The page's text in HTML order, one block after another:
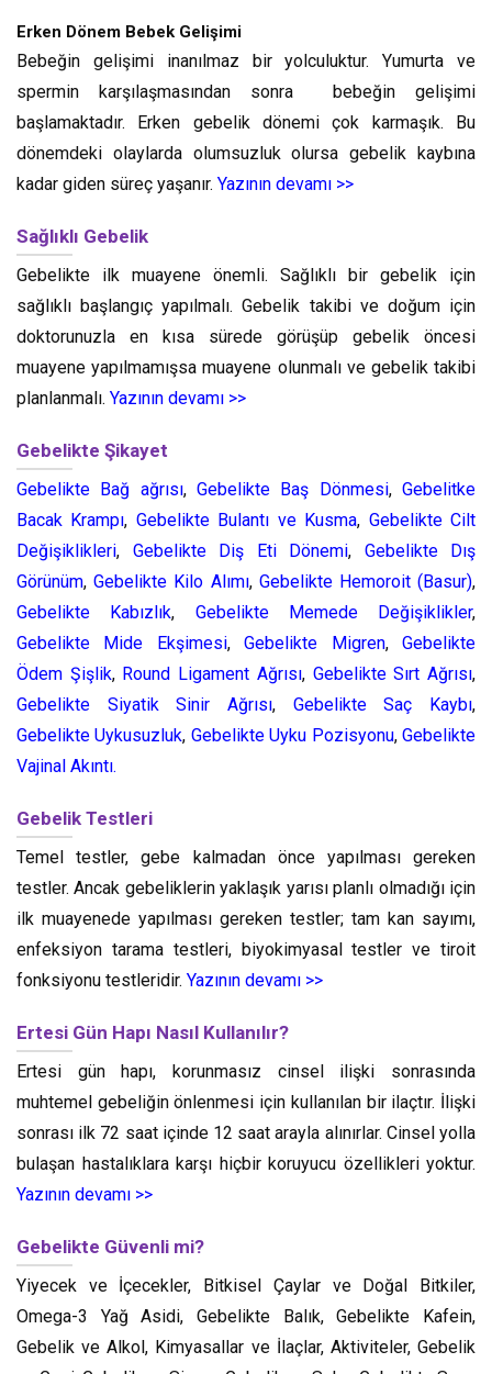
Erken Dönem Bebek Gelişimi
Bebeğin gelişimi inanılmaz bir yolculuktur. Yumurta ve
spermin karşılaşmasından sonra bebeğin gelişimi
başlamaktadır. Erken gebelik dönemi çok karmaşık. Bu
dönemdeki olaylarda olumsuzluk olursa gebelik kaybına
kadar giden süreç yaşanır. Yazının devamı >>
Sağlıklı Gebelik
Gebelikte ilk muayene önemli. Sağlıklı bir gebelik için
sağlıklı başlangıç yapılmalı. Gebelik takibi ve doğum için
doktorunuzla en kısa sürede görüşüp gebelik öncesi
muayene yapılmamışsa muayene olunmalı ve gebelik takibi
planlanmalı. Yazının devamı >>
Gebelikte Şikayet
Gebelikte Bağ ağrısı,Gebelikte Baş Dönmesi,Gebelitke
Bacak Krampı, Gebelikte Bulantı ve Kusma, Gebelikte Cilt
Değişiklikleri, Gebelikte Diş Eti Dönemi, Gebelikte Dış
Görünüm,Gebelikte Kilo Alımı, Gebelikte Hemoroit (Basur),
Gebelikte Kabızlık, Gebelikte Memede Değişiklikler,
Gebelikte Mide Ekşimesi,Gebelikte Migren,Gebelikte
Ödem Şişlik, Round Ligament Ağrısı, Gebelikte Sırt Ağrısı,
Gebelikte Siyatik Sinir Ağrısı, Gebelikte Saç Kaybı,
Gebelikte Uykusuzluk, Gebelikte Uyku Pozisyonu,Gebelikte
Vajinal Akıntı.
Gebelik Testleri
Temel testler, gebe kalmadan önce yapılması gereken
testler. Ancak gebeliklerin yaklaşık yarısı planlı olmadığı için
ilk muayenede yapılması gereken testler; tam kan sayımı,
enfeksiyon tarama testleri, biyokimyasal testler ve tiroit
fonksiyonu testleridir. Yazının devamı >>
Ertesi Gün Hapı Nasıl Kullanılır?
Ertesi gün hapı, korunmasız cinsel ilişki sonrasında
muhtemel gebeliğin önlenmesi için kullanılan bir ilaçtır. İlişki
sonrası ilk 72 saat içinde 12 saat arayla alınırlar. Cinsel yolla
bulaşan hastalıklara karşı hiçbir koruyucu özellikleri yoktur.
Yazının devamı >>
Gebelikte Güvenli mi?
Yiyecek ve İçecekler, Bitkisel Çaylar ve Doğal Bitkiler,
Omega-3 Yağ Asidi, Gebelikte Balık, Gebelikte Kafein,
Gebelik ve Alkol, Kimyasallar ve İlaçlar, Aktiviteler, Gebelik